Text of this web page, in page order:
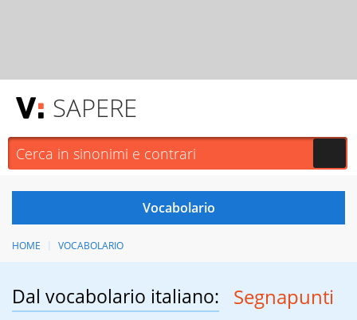
SAPERE
HOME VOCABOLARIO
Dal vocabolario italiano: Segnapunti